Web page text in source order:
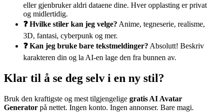
eller gjenbruker aldri dataene dine. Hver opplasting er privat
og midlertidig.
❓ Hvilke stiler kan jeg velge? Anime, tegneserie, realisme,
3D, fantasi, cyberpunk og mer.
❓ Kan jeg bruke bare tekstmeldinger? Absolutt! Beskriv
karakteren din og la AI-en lage den fra bunnen av.
Klar til å se deg selv i en ny stil?
Bruk den kraftigste og mest tilgjengelige gratis AI Avatar
Generator på nettet. Ingen konto. Ingen annonser. Bare magi.